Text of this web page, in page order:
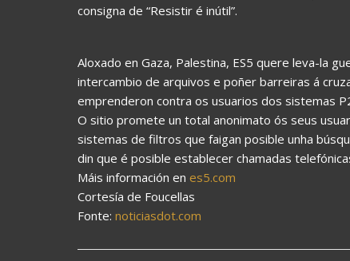
consigna de “Resistir é inútil”.
Aloxado en Gaza, Palestina, ES5 quere leva-la
intercambio de arquivos e poñer barreiras á
emprenderon contra os usuarios dos sistemas
O sitio promete un total anonimato ós seus
sistemas de filtros que faigan posible unha
din que é posible establecer chamadas
Máis información en es5.com
Cortesía de Foucellas
Fonte: noticiasdot.com